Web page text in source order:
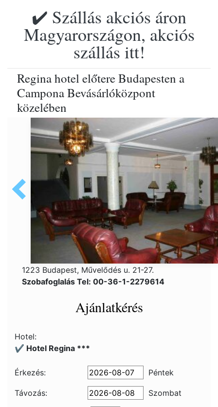
✔️ Szállás akciós áron
Magyarországon, akciós
szállás itt!
Regina hotel előtere Budapesten a
Campona Bevásárlóközpont
közelében
1223 Budapest, Művelődés u. 21-27.
Szobafoglalás Tel: 00-36-1-2279614
Ajánlatkérés
Hotel:
✔️ Hotel Regina ***
Érkezés: Péntek
Távozás:
Szombat